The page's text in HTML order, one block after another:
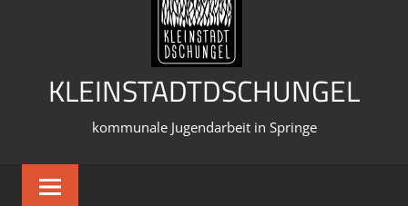
KLEINSTADTDSCHUNGEL
kommunale Jugendarbeit in Springe